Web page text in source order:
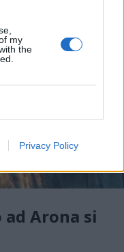
my
the
Privacy Policy
ad Arona si